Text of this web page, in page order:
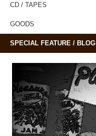
CD / TAPES
GOODS
SPECIAL FEATURE / BLOG